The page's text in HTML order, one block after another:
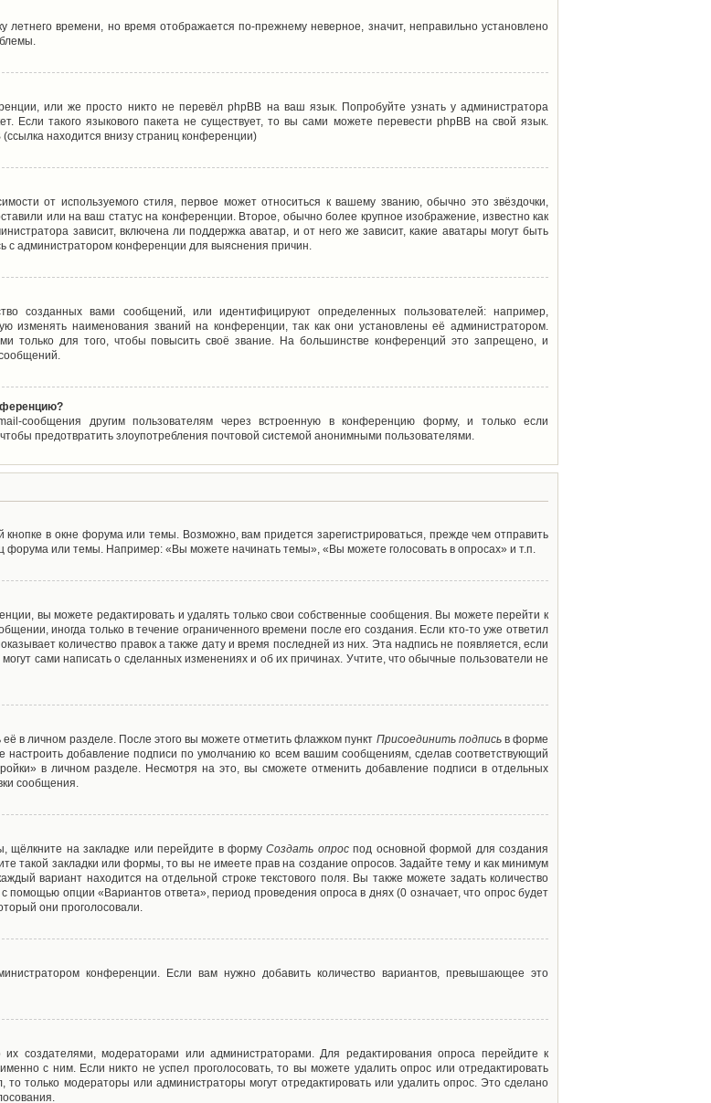
летнего времени, но время отображается по-прежнему неверное, значит, неправильно установлено
или же просто никто не перевёл phpBB на ваш язык. Попробуйте узнать у администратора
Если такого языкового пакета не существует, то вы сами можете перевести phpBB на свой язык.
находится внизу страниц конференции)
от используемого стиля, первое может относиться к вашему званию, обычно это звёздочки,
или на ваш статус на конференции. Второе, обычно более крупное изображение, известно как
зависит, включена ли поддержка аватар, и от него же зависит, какие аватары могут быть
с администратором конференции для выяснения причин.
созданных вами сообщений, или идентифицируют определенных пользователей: например,
наименования званий на конференции, так как они установлены её администратором.
только для того, чтобы повысить своё звание. На большинстве конференций это запрещено, и
сообщения другим пользователям через встроенную в конференцию форму, и только если
предотвратить злоупотребления почтовой системой анонимными пользователями.
в окне форума или темы. Возможно, вам придется зарегистрироваться, прежде чем отправить
форума или темы. Например: «Вы можете начинать темы», «Вы можете голосовать в опросах» и т.п.
вы можете редактировать и удалять только свои собственные сообщения. Вы можете перейти к
иногда только в течение ограниченного времени после его создания. Если кто-то уже ответил
количество правок а также дату и время последней из них. Эта надпись не появляется, если
сами написать о сделанных изменениях и об их причинах. Учтите, что обычные пользователи не
в личном разделе. После этого вы можете отметить флажком пункт Присоединить подписьв форме
добавление подписи по умолчанию ко всем вашим сообщениям, сделав соответствующий
в личном разделе. Несмотря на это, вы сможете отменить добавление подписи в отдельных
сообщения.
щёлкните на закладке или перейдите в формуСоздать опроспод основной формой для создания
такой закладки или формы, то вы не имеете прав на создание опросов. Задайте тему и как минимум
вариант находится на отдельной строке текстового поля. Вы также можете задать количество
помощью опции «Вариантов ответа», период проведения опроса в днях (0 означает, что опрос будет
они проголосовали.
конференции. Если вам нужно добавить количество вариантов, превышающее это
создателями, модераторами или администраторами. Для редактирования опроса перейдите к
с ним. Если никто не успел проголосовать, то вы можете удалить опрос или отредактировать
то только модераторы или администраторы могут отредактировать или удалить опрос. Это сделано